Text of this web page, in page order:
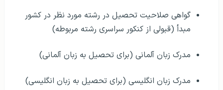
مدرک زبان انگلیسی (برای تحصیل به زبان انگلیسی)